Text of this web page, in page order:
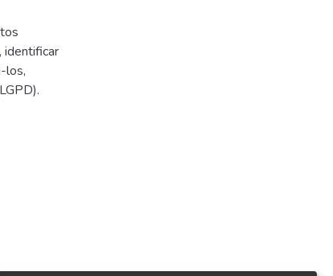
identificar
los,